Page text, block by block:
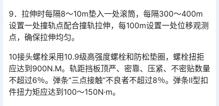
9．拉伸时每隔8～10m垫入一处滚筒，每隔300～400m
设置一处撞轨点配合撞轨拉伸，每100m设置一处位移观测
点，确保拉伸均匀。
10接头螺栓采用10.9级高强度螺栓和防松垫圈，螺栓扭拒
应达到900N.M。轨距挡板顶严、密靠、压紧、不密贴数量
不超过6％。弹条“三点接触”不良者不超过8％。弹条Ⅱ型扣
件扭力矩应达到100～150N·m。󠅅󠅃󠄵󠅂󠄪󠇖󠆨󠆨󠇕󠆞󠆒󠅬󠇘󠆭󠆘󠇙󠆝󠅵󠇗󠆭󠆁󠄐󠇗󠅹󠅸󠇖󠆍󠅳󠇖󠅹󠅰󠇖󠆌󠅹